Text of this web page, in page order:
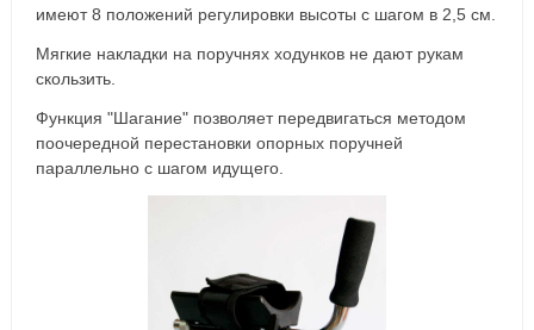
имеют 8 положений регулировки высоты с шагом в 2,5 см.
Мягкие накладки на поручнях ходунков не дают рукам
скользить.
Функция "Шагание" позволяет передвигаться методом
поочередной перестановки опорных поручней
параллельно с шагом идущего.